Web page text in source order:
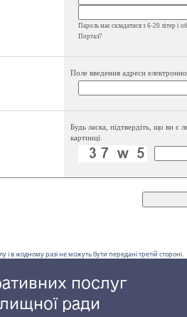
Пароль має складатися з 6-20 літер і
Портал7
Поле введення адреси
Будь ласка, підтвердіть, що ви є
картинці.
в жодному разі не можуть бути передані третій стороні.
послуг
ради